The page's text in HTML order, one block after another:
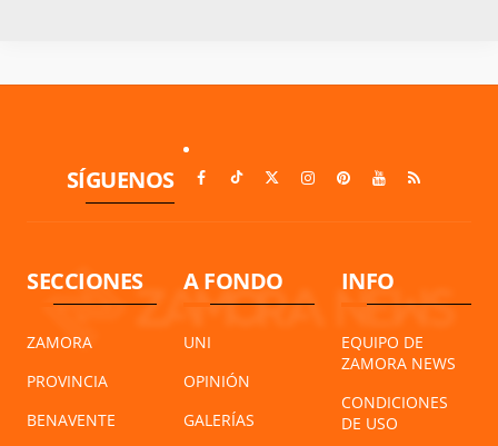
SÍGUENOS
SECCIONES
ZAMORA
PROVINCIA
BENAVENTE
A FONDO
UNI
OPINIÓN
GALERÍAS
INFO
EQUIPO DE
ZAMORA NEWS
CONDICIONES
DE USO